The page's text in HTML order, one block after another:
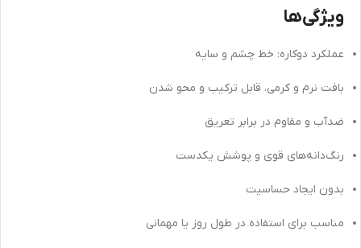
ویژگی‌ها
عملکرد دوکاره: خط چشم و سایه
بافت نرم و کرمی، قابل ترکیب و محو شدن
ضدآب و مقاوم در برابر تعریق
رنگ‌دانه‌های قوی و پوشش یکدست
بدون ایجاد حساسیت
مناسب برای استفاده در طول روز یا مهمانی